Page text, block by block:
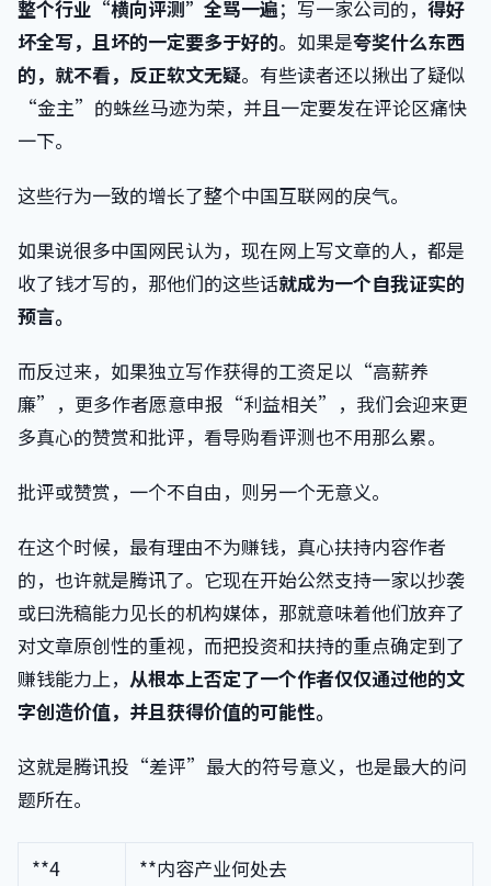
整个行业“横向评测”全骂一遍；写一家公司的， 得好
坏全写，且坏的一定要多于好的。如果是夸奖什么东西
的，就不看，反正软文无疑。有些读者还以揪出了疑似
“金主”的蛛丝马迹为荣，并且一定要发在评论区痛快
一下。
这些行为一致的增长了整个中国互联网的戾气。
如果说很多中国网民认为，现在网上写文章的人，都是
收了钱才写的，那他们的这些话就成为一个自我证实的
预言。
而反过来，如果独立写作获得的工资足以“高薪养
廉”，更多作者愿意申报“利益相关”，我们会迎来更
多真心的赞赏和批评，看导购看评测也不用那么累。
批评或赞赏，一个不自由，则另一个无意义。
在这个时候，最有理由不为赚钱，真心扶持内容作者
的，也许就是腾讯了。它现在开始公然支持一家以抄袭
或曰洗稿能力见长的机构媒体，那就意味着他们放弃了
对文章原创性的重视，而把投资和扶持的重点确定到了
赚钱能力上， 从根本上否定了一个作者仅仅通过他的文
字创造价值，并且获得价值的可能性。
这就是腾讯投“差评”最大的符号意义，也是最大的问
题所在。
**4 **内容产业何处去